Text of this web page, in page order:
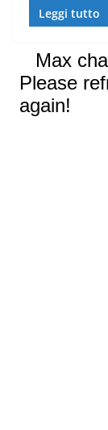
Leggi tutto